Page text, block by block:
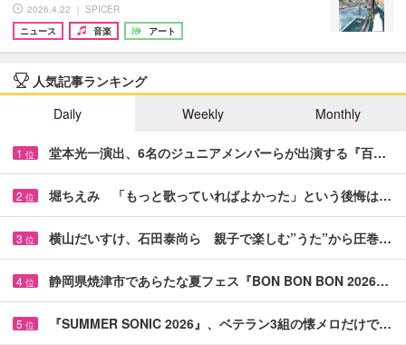
2026.4.22 ｜ SPICER
ニュース
音楽 アート
人気記事ランキング
Daily
Weekly Monthly
1 位 堂本光一演出、6名のジュニアメンバーらが出演する『百…
2 位 堀ちえみ 「もっと歌っていればよかった」という後悔は…
3 位 横山だいすけ、石田泰尚ら 親子で楽しむ”うた”から圧巻…
4 位 静岡県焼津市であらたな夏フェス『BON BON BON 2026…
5 位 『SUMMER SONIC 2026』、ベテラン3組の懐メロだけで…